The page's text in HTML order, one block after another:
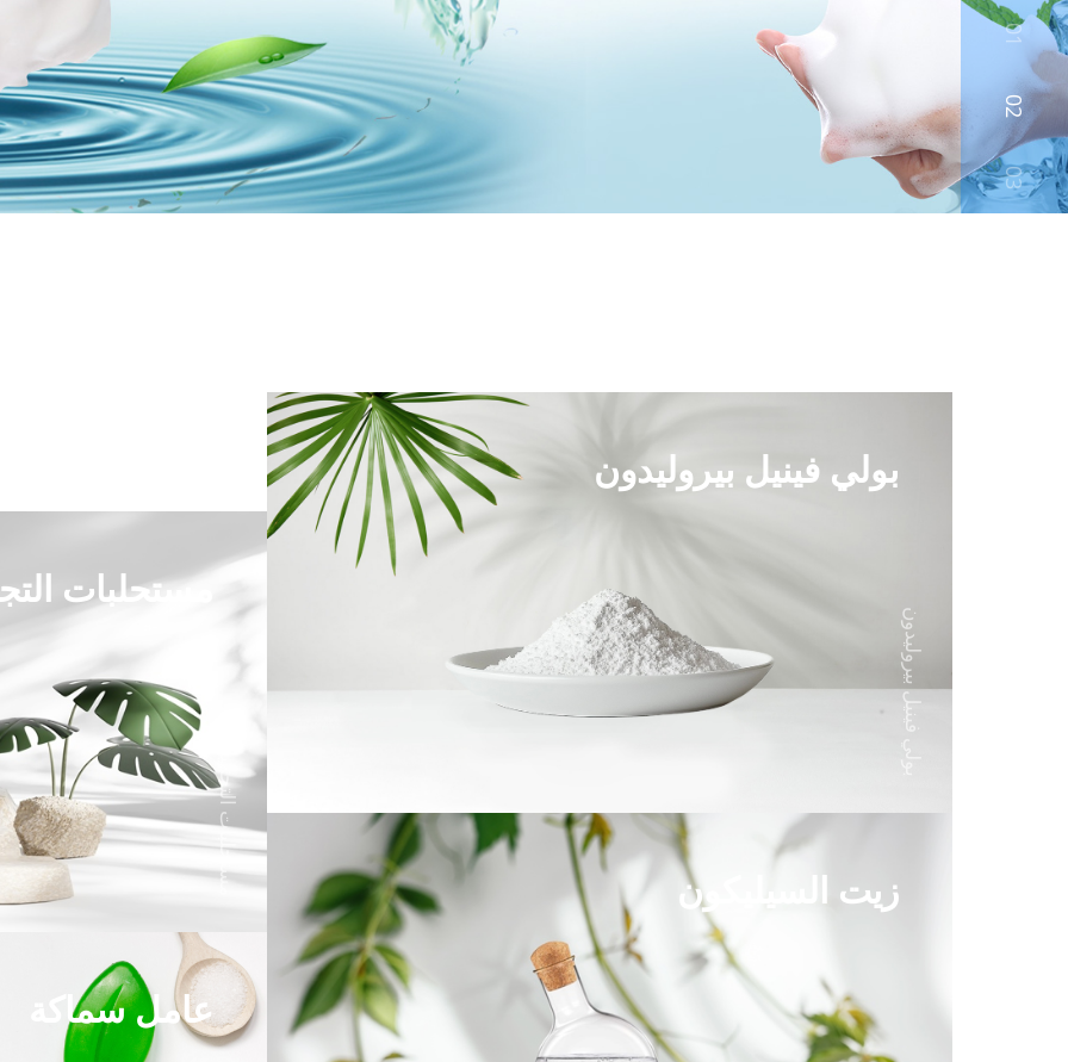
01
02
03
مستحلبات
مستحلبات التجميل
بولي فينيل بيروليدون
بولي فينيل بيروليدون
عامل سماكة
زيت السيليكون